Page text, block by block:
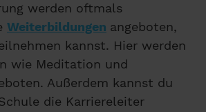
werden oftmals
Weiterbildungen angeboten,
kannst. Hier werden
wie Meditation und
Außerdem kannst du
die Karriereleiter